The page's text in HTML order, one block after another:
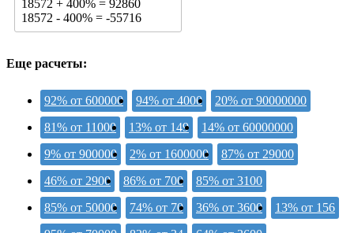
18572 + 400% = 92860
18572 - 400% = -55716
Еще расчеты:
92% от 600000 94% от 4000
20% от 90000000
81% от 11000
13% от 149
14% от 60000000
9% от 900000
2% от 1600000
87% от 29000
46% от 2900
86% от 700
85% от 3100
85% от 50000
74% от 70 36% от 3600
13% от 156